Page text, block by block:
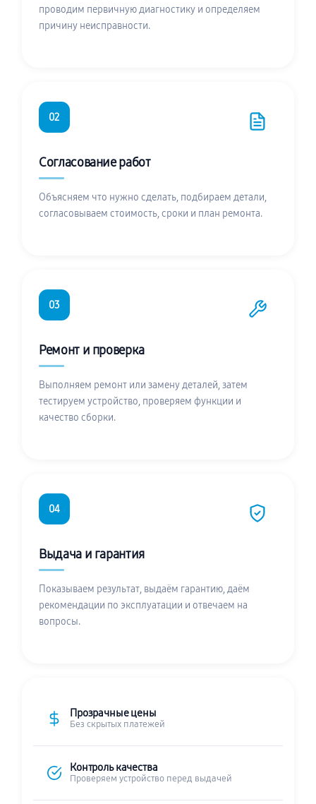
проводим первичную диагностику и определяем
причину неисправности.
02
Согласование работ
Объясняем что нужно сделать, подбираем детали,
согласовываем стоимость, сроки и план ремонта.
03
Ремонт и проверка
Выполняем ремонт или замену деталей, затем
тестируем устройство, проверяем функции и
качество сборки.
04
Выдача и гарантия
Показываем результат, выдаём гарантию, даём
рекомендации по эксплуатации и отвечаем на
вопросы.
Прозрачные цены
Без скрытых платежей
Контроль качества
Проверяем устройство перед выдачей